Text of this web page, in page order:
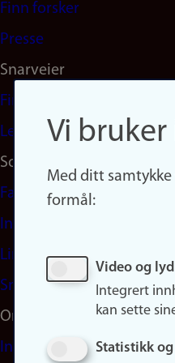
Finn forsker
Presse
Snarveier
Finn studier
Ledige stillinger
Sosiale medier
Facebook
Instagram
LinkedIn
Snapchat
Om nettstedet
Informasjonskapsler
Vi
Med ditt
formål:
Video og lyd
Integrert
kan sette
Statistikk